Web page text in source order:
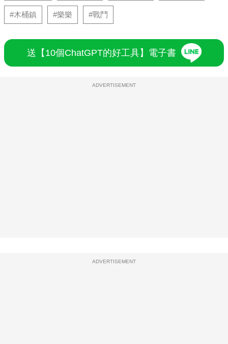
#木桶鎮 #樂樂 #戰鬥
送【10個ChatGPT的好工具】電子書
ADVERTISEMENT
ADVERTISEMENT